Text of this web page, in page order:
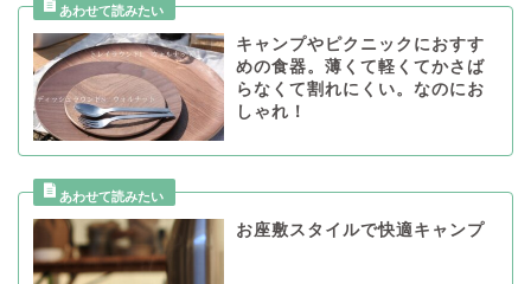
キャンプやピクニックにおすす
めの食器。薄くて軽くてかさば
らなくて割れにくい。なのにお
しゃれ！
お座敷スタイルで快適キャンプ